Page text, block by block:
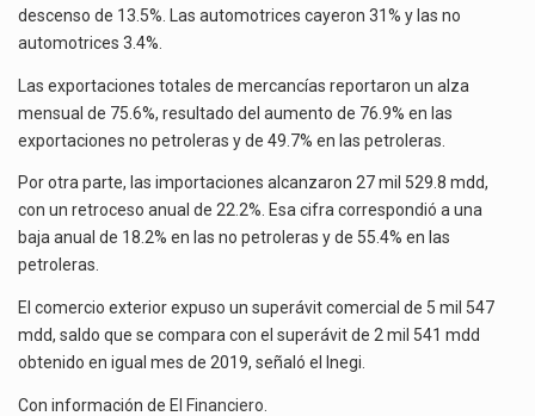
descenso de 13.5%. Las automotrices cayeron 31% y las no
automotrices 3.4%.
Las exportaciones totales de mercancías reportaron un alza
mensual de 75.6%, resultado del aumento de 76.9% en las
exportaciones no petroleras y de 49.7% en las petroleras.
Por otra parte, las importaciones alcanzaron 27 mil 529.8 mdd,
con un retroceso anual de 22.2%. Esa cifra correspondió a una
baja anual de 18.2% en las no petroleras y de 55.4% en las
petroleras.
El comercio exterior expuso un superávit comercial de 5 mil 547
mdd, saldo que se compara con el superávit de 2 mil 541 mdd
obtenido en igual mes de 2019, señaló el Inegi.
Con información de El Financiero